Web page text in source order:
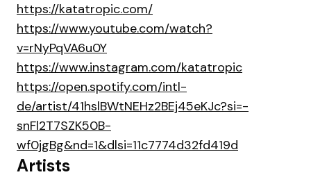
https://katatropic.com/
https://www.youtube.com/watch?
v=rNyPqVA6u0Y
https://www.instagram.com/katatropic
https://open.spotify.com/intl-
de/artist/41hslBWtNEHz2BEj45eKJc?si=-
snFl2T7SZK50B-
wf0jgBg&nd=1&dlsi=11c7774d32fd419d
Artists